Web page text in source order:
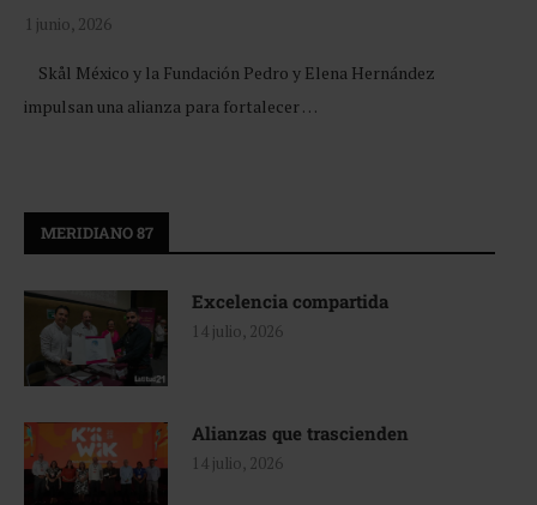
1 junio, 2026
Skål México y la Fundación Pedro y Elena Hernández
impulsan una alianza para fortalecer …
MERIDIANO 87
Excelencia compartida
14 julio, 2026
Alianzas que trascienden
14 julio, 2026